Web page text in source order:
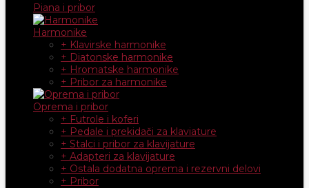
Piana i pribor
Harmonike
+ Klavirske harmonike
+ Diatonske harmonike
+ Hromatske harmonike
+ Pribor za harmonike
Oprema i pribor
+ Futrole i koferi
+ Pedale i prekidači za klaviature
+ Stalci i pribor za klavijature
+ Adapteri za klavijature
+ Ostala dodatna oprema i rezervni delovi
+ Pribor